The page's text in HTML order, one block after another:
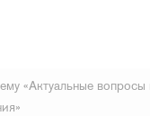
«Актуальные